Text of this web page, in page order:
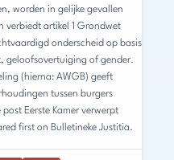
worden in gelijke gevallen
verbiedt artikel 1 Grondwet
onderscheid op basis
geloofsovertuiging of gender.
(hierna: AWGB) geeft
tussen burgers
Eerste Kamer verwerpt
first on Bulletineke Justitia.